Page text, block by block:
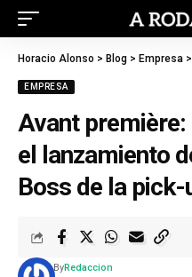
Horacio Alonso > Blog > Empresa >
EMPRESA
Avant
el lanzamiento
Boss de la pick-
ByRedaccion